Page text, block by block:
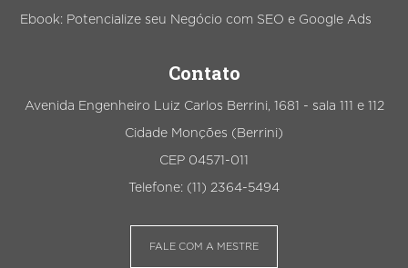
Ebook: Potencialize seu Negócio com SEO e Google Ads
Contato
Avenida Engenheiro Luiz Carlos Berrini, 1681 - sala 111 e 112
Cidade Monções (Berrini)
CEP 04571-011
Telefone: (11) 2364-5494
FALE COM A MESTRE